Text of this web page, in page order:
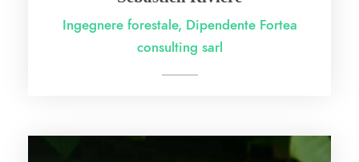
Ingegnere forestale, Dipendente Fortea
consulting sarl